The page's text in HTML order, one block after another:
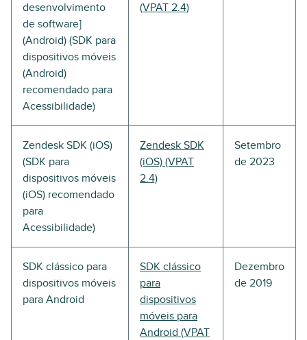
desenvolvimento
de software]
(Android) (SDK para
dispositivos móveis
(Android)
recomendado para
Acessibilidade)
(VPAT 2.4)
Zendesk SDK (iOS)
(SDK para
dispositivos móveis
(iOS) recomendado
para
Acessibilidade)
Zendesk SDK
(iOS) (VPAT
2.4)
Setembro
de 2023
SDK clássico para
dispositivos móveis
para Android
SDK clássico
para
dispositivos
móveis para
Android (VPAT
Dezembro
de 2019